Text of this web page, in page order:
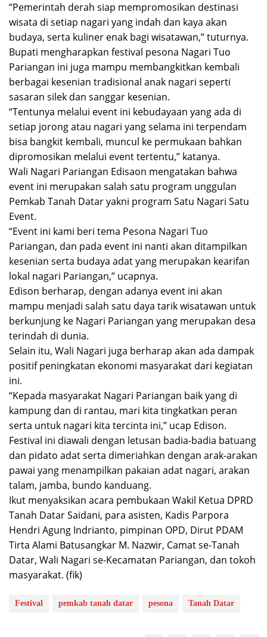
“Pemerintah derah siap mempromosikan destinasi
wisata di setiap nagari yang indah dan kaya akan
budaya, serta kuliner enak bagi wisatawan,” tuturnya.
Bupati mengharapkan festival pesona Nagari Tuo
Pariangan ini juga mampu membangkitkan kembali
berbagai kesenian tradisional anak nagari seperti
sasaran silek dan sanggar kesenian.
“Tentunya melalui event ini kebudayaan yang ada di
setiap jorong atau nagari yang selama ini terpendam
bisa bangkit kembali, muncul ke permukaan bahkan
dipromosikan melalui event tertentu,” katanya.
Wali Nagari Pariangan Edisaon mengatakan bahwa
event ini merupakan salah satu program unggulan
Pemkab Tanah Datar yakni program Satu Nagari Satu
Event.
“Event ini kami beri tema Pesona Nagari Tuo
Pariangan, dan pada event ini nanti akan ditampilkan
kesenian serta budaya adat yang merupakan kearifan
lokal nagari Pariangan,” ucapnya.
Edison berharap, dengan adanya event ini akan
mampu menjadi salah satu daya tarik wisatawan untuk
berkunjung ke Nagari Pariangan yang merupakan desa
terindah di dunia.
Selain itu, Wali Nagari juga berharap akan ada dampak
positif peningkatan ekonomi masyarakat dari kegiatan
ini.
“Kepada masyarakat Nagari Pariangan baik yang di
kampung dan di rantau, mari kita tingkatkan peran
serta untuk nagari kita tercinta ini,” ucap Edison.
Festival ini diawali dengan letusan badia-badia batuang
dan pidato adat serta dimeriahkan dengan arak-arakan
pawai yang menampilkan pakaian adat nagari, arakan
talam, jamba, bundo kanduang.
Ikut menyaksikan acara pembukaan Wakil Ketua DPRD
Tanah Datar Saidani, para asisten, Kadis Parpora
Hendri Agung Indrianto, pimpinan OPD, Dirut PDAM
Tirta Alami Batusangkar M. Nazwir, Camat se-Tanah
Datar, Wali Nagari se-Kecamatan Pariangan, dan tokoh
masyarakat. (fik)
Festival pemkab tanah datar pesona Tanah Datar